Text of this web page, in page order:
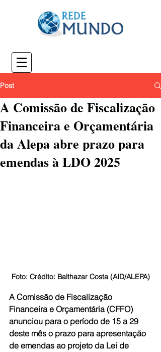
Post
A Comissão de Fiscalização
Financeira e Orçamentária
da Alepa abre prazo para
emendas à LDO 2025
Foto: Crédito: Balthazar Costa (AID/ALEPA)
A Comissão de Fiscalização
Financeira e Orçamentária (CFFO)
anunciou para o período de 15 a 29
deste mês o prazo para apresentação
de emendas ao projeto da Lei de